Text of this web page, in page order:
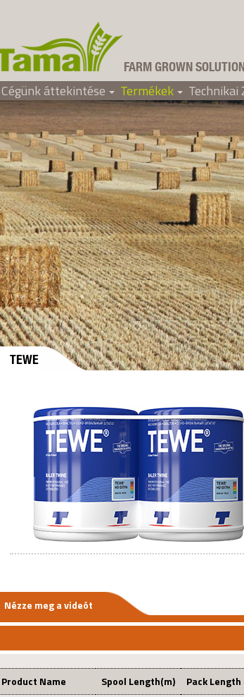
Tama Hungary
FARM GROWN
+
Cégünk áttekintése +
Termékek Technikai
TEWE
Nézze meg a videót
Product Name Spool Length(m) Pack Length